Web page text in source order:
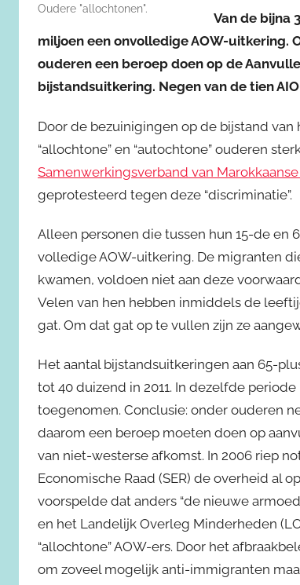
Oudere "allochtonen".
Van de bijna
miljoen een onvolledige AOW-uitkering.
ouderen een beroep doen op de
bijstandsuitkering. Negen van de tien
Door de bezuinigingen op de bijstand
“allochtone” en “autochtone” ouderen
Samenwerkingsverband van
geprotesteerd tegen deze “discriminatie”.
Alleen personen die tussen hun 15-de en
volledige AOW-uitkering. De migranten
kwamen, voldoen niet aan deze
Velen van hen hebben inmiddels de
gat. Om dat gat op te vullen zijn ze
Het aantal bijstandsuitkeringen aan 65-
tot 40 duizend in 2011. In dezelfde
toegenomen. Conclusie: onder ouderen
daarom een beroep moeten doen op
van niet-westerse afkomst. In 2006 riep
Economische Raad (SER) de overheid al
voorspelde dat anders “de nieuwe
en het Landelijk Overleg Minderheden
“allochtone” AOW-ers. Door het
om zoveel mogelijk anti-immigranten